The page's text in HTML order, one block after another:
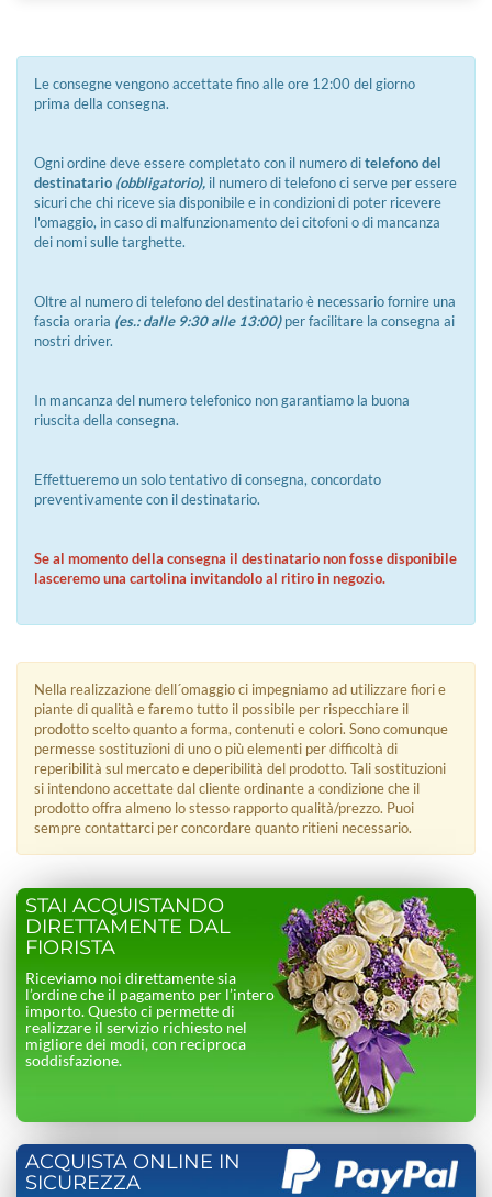
Le consegne vengono accettate fino alle ore 12:00 del giorno
prima della consegna.
Ogni ordine deve essere completato con il numero ditelefono del
destinatario (obbligatorio), il numero di telefono ci serve per essere
sicuri che chi riceve sia disponibile e in condizioni di poter ricevere
l'omaggio, in caso di malfunzionamento dei citofoni o di mancanza
dei nomi sulle targhette.
Oltre al numero di telefono del destinatario è necessario fornire una
fascia oraria (es.: dalle 9:30 alle 13:00)per facilitare la consegna ai
nostri driver.
In mancanza del numero telefonico non garantiamo la buona
riuscita della consegna.
Effettueremo un solo tentativo di consegna, concordato
preventivamente con il destinatario.
Se al momento della consegna il destinatario non fosse disponibile
lasceremo una cartolina invitandolo al ritiro in negozio.
Nella realizzazione dell´omaggio ci impegniamo ad utilizzare fiori e
piante di qualità e faremo tutto il possibile per rispecchiare il
prodotto scelto quanto a forma, contenuti e colori. Sono comunque
permesse sostituzioni di uno o più elementi per difficoltà di
reperibilità sul mercato e deperibilità del prodotto. Tali sostituzioni
si intendono accettate dal cliente ordinante a condizione che il
prodotto offra almeno lo stesso rapporto qualità/prezzo. Puoi
sempre contattarci per concordare quanto ritieni necessario.
STAI ACQUISTANDO
DIRETTAMENTE DAL
FIORISTA
Riceviamo noi direttamente sia
l’ordine che il pagamento per l’intero
importo. Questo ci permette di
realizzare il servizio richiesto nel
migliore dei modi, con reciproca
soddisfazione.
ACQUISTA ONLINE IN
SICUREZZA